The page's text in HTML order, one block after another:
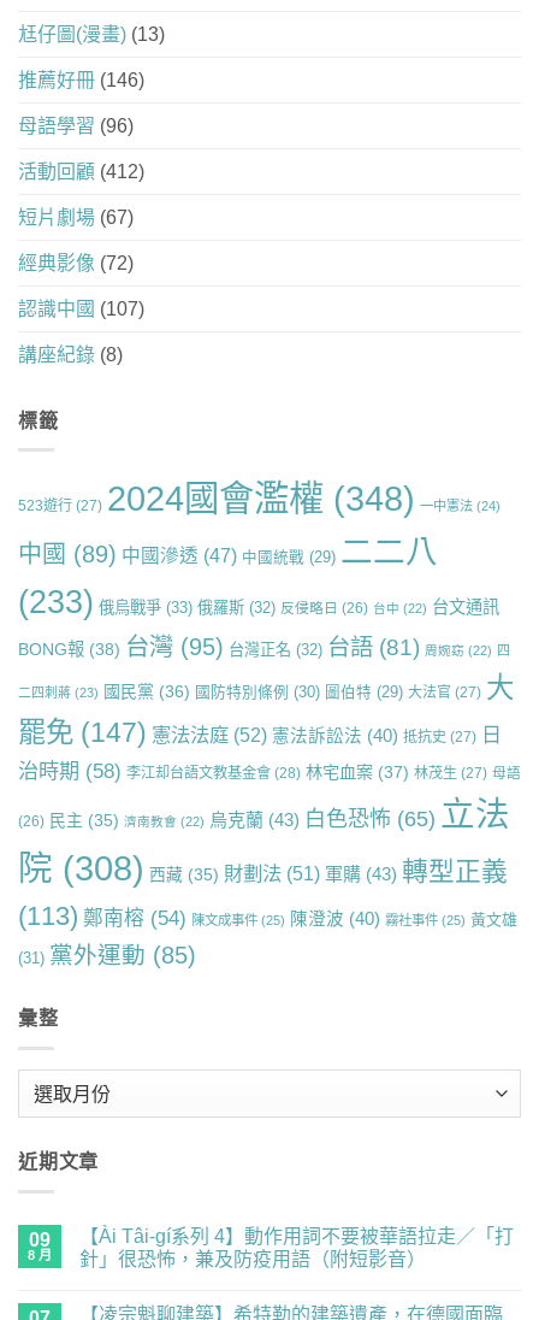
尪仔圖(漫畫) (13)
推薦好冊 (146)
母語學習 (96)
活動回顧 (412)
短片劇場 (67)
經典影像 (72)
認識中國 (107)
講座紀錄 (8)
標籤
523遊行 (27) 2024國會濫權 (348) 一中憲法 (24)
中國 (89) 中國滲透 (47) 中國統戰 (29) 二二八
(233) 俄烏戰爭 (33) 俄羅斯 (32) 反侵略日 (26) 台中 (22) 台文通訊
BONG報 (38) 台灣 (95) 台灣正名 (32) 台語 (81) 周婉窈 (22) 四
二四刺蔣 (23) 國民黨 (36) 國防特別條例 (30) 圖伯特 (29) 大法官 (27) 大
罷免 (147) 憲法法庭 (52) 憲法訴訟法 (40) 抵抗史 (27) 日
治時期 (58) 李江却台語文教基金會 (28) 林宅血案 (37) 林茂生 (27) 母語
(26) 民主 (35) 濟南教會 (22) 烏克蘭 (43) 白色恐怖 (65) 立法
院 (308) 西藏 (35) 財劃法 (51) 軍購 (43) 轉型正義
(113) 鄭南榕 (54) 陳文成事件 (25) 陳澄波 (40) 霧社事件 (25) 黃文雄
(31) 黨外運動 (85)
彙整
近期文章
09
8 月
【Ài Tâi-gí系列 4】動作用詞不要被華語拉走／「打
針」很恐怖，兼及防疫用語（附短影音）
Tâi-【凌宗魁聊建築】希特勒的建築遺產，在德國面臨